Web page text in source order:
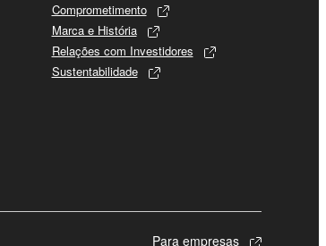
Comprometimento
Marca e História
Relações com Investidores
Sustentabilidade
Para empresas